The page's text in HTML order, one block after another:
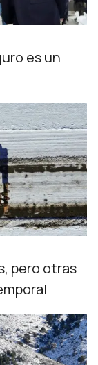
es un
pero otras